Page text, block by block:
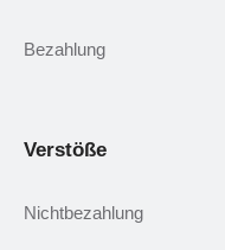
Bezahlung
Verstöße
Nichtbezahlung